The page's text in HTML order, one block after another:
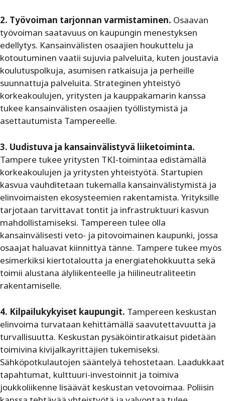
2. Työvoiman tarjonnan varmistaminen. Osaavan
työvoiman saatavuus on kaupungin menestyksen
edellytys. Kansainvälisten osaajien houkuttelu ja
kotoutuminen vaatii sujuvia palveluita, kuten joustavia
koulutuspolkuja, asumisen ratkaisuja ja perheille
suunnattuja palveluita. Strateginen yhteistyö
korkeakoulujen, yritysten ja kauppakamarin kanssa
tukee kansainvälisten osaajien työllistymistä ja
asettautumista Tampereelle.
3. Uudistuva ja kansainvälistyvä liiketoiminta.
Tampere tukee yritysten TKI-toimintaa edistämällä
korkeakoulujen ja yritysten yhteistyötä. Startupien
kasvua vauhditetaan tukemalla kansainvälistymistä ja
elinvoimaisten ekosysteemien rakentamista. Yrityksille
tarjotaan tarvittavat tontit ja infrastruktuuri kasvun
mahdollistamiseksi. Tampereen tulee olla
kansainvälisesti veto- ja pitovoimainen kaupunki, jossa
osaajat haluavat kiinnittyä tänne. Tampere tukee myös
esimerkiksi kiertotaloutta ja energiatehokkuutta sekä
toimii alustana älyliikenteelle ja hiilineutraliteetin
rakentamiselle.
4. Kilpailukykyiset kaupungit. Tampereen keskustan
elinvoima turvataan kehittämällä saavutettavuutta ja
turvallisuutta. Keskustan pysäköintiratkaisut pidetään
toimivina kivijalkayrittäjien tukemiseksi.
Sähköpotkulautojen sääntelyä tehostetaan. Laadukkaat
tapahtumat, kulttuuri-investoinnit ja toimiva
joukkoliikenne lisäävät keskustan vetovoimaa. Poliisin